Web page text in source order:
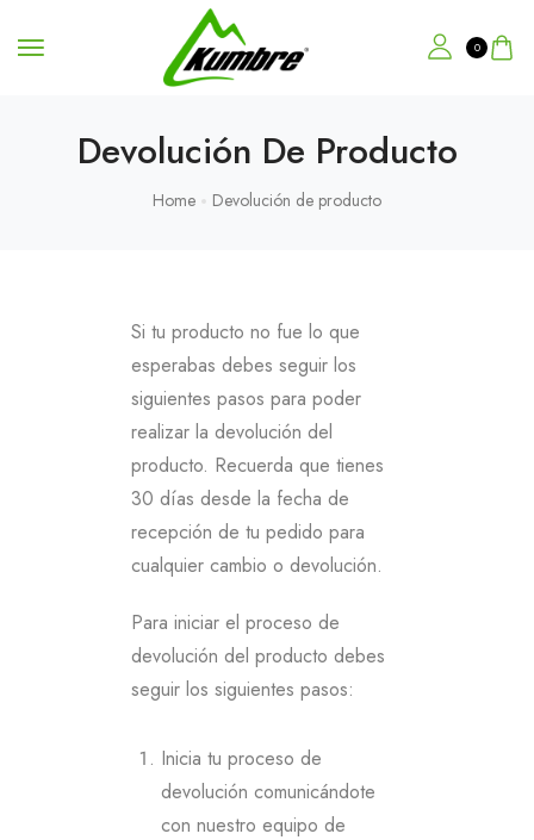
0
Devolución De Producto
Home Devolución de producto
Si tu producto no fue lo que
esperabas debes seguir los
siguientes pasos para poder
realizar la devolución del
producto. Recuerda que tienes
30 días desde la fecha de
recepción de tu pedido para
cualquier cambio o devolución.
Para iniciar el proceso de
devolución del producto debes
seguir los siguientes pasos:
Inicia tu proceso de
devolución comunicándote
con nuestro equipo de